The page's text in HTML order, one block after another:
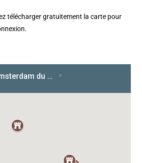
télécharger gratuitement la carte pour